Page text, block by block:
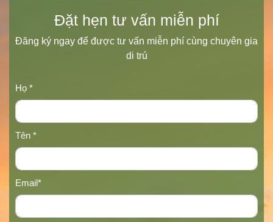
Đặt hẹn tư vấn miễn phí
Đăng ký ngay để được tư vấn miễn phí cùng chuyên gia
di trú
Họ *
Tên *
Email*